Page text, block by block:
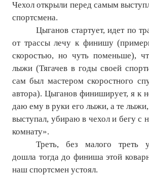
Чехол открыли перед самым
спортсмена.
Цыганов стартует, идет по
от трассы лечу к финишу
скоростью, но чуть поменьше),
лыжи (Тягачев в годы своей
сам был мастером скоростного
автора). Цыганов финиширует, я к
даю ему в руки его лыжи, а те
выступал, убираю в чехол и бегу
комнату».
Треть, без малого треть
дошла тогда до финиша этой
наш спортсмен устоял.